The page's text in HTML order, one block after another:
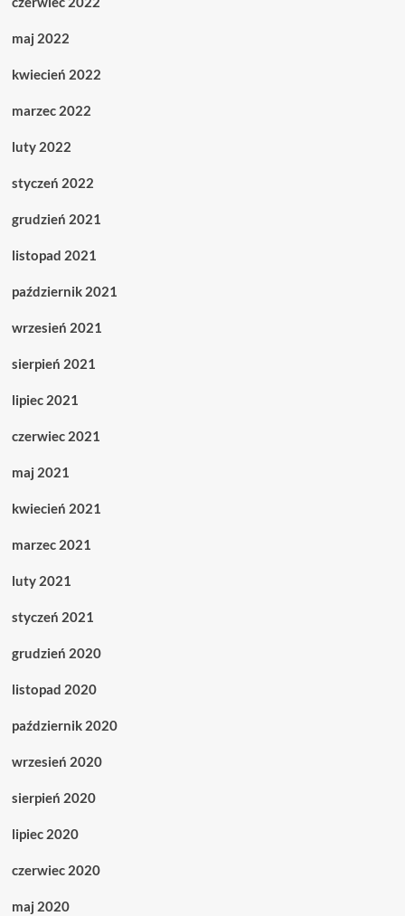
maj 2022
kwiecień 2022
marzec 2022
luty 2022
styczeń 2022
grudzień 2021
listopad 2021
październik 2021
wrzesień 2021
sierpień 2021
lipiec 2021
czerwiec 2021
maj 2021
kwiecień 2021
marzec 2021
luty 2021
styczeń 2021
grudzień 2020
listopad 2020
październik 2020
wrzesień 2020
sierpień 2020
lipiec 2020
czerwiec 2020
maj 2020